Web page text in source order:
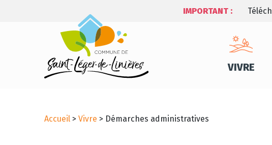
IMPORTANT :
VIVRE
Accueil > Vivre > Démarches administratives